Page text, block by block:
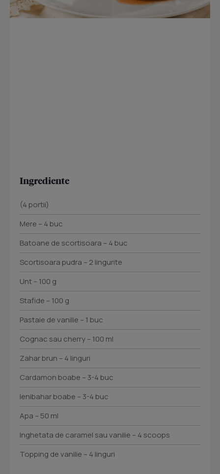
Ingrediente
(4 portii)
Mere – 4 buc
Batoane de scortisoara – 4 buc
Scortisoara pudra – 2 lingurite
Unt – 100 g
Stafide – 100 g
Pastaie de vanilie – 1 buc
Cognac sau cherry – 100 ml
Zahar brun – 4 linguri
Cardamon boabe – 3-4 buc
Ienibahar boabe – 3-4 buc
Apa – 50 ml
Inghetata de caramel sau vanilie – 4 scoops
Topping de vanilie – 4 linguri